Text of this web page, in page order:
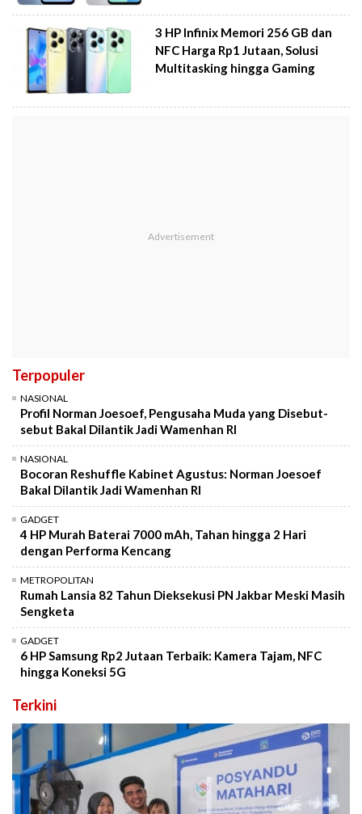
3 HP Infinix Memori 256 GB dan
NFC Harga Rp1 Jutaan, Solusi
Multitasking hingga Gaming
Terpopuler
NASIONAL
Profil Norman Joesoef, Pengusaha Muda yang Disebut-
sebut Bakal Dilantik Jadi Wamenhan RI
NASIONAL
Bocoran Reshuffle Kabinet Agustus: Norman Joesoef
Bakal Dilantik Jadi Wamenhan RI
GADGET
4 HP Murah Baterai 7000 mAh, Tahan hingga 2 Hari
dengan Performa Kencang
METROPOLITAN
Rumah Lansia 82 Tahun Dieksekusi PN Jakbar Meski Masih
Sengketa
GADGET
6 HP Samsung Rp2 Jutaan Terbaik: Kamera Tajam, NFC
hingga Koneksi 5G
Terkini